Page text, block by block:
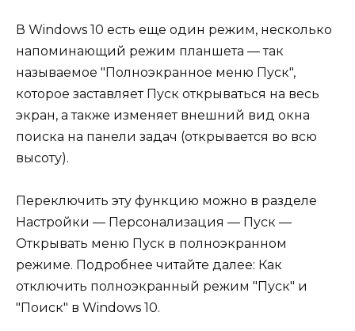
В Windows 10 есть еще один режим, несколько
напоминающий режим планшета — так
называемое "Полноэкранное меню Пуск",
которое заставляет Пуск открываться на весь
экран, а также изменяет внешний вид окна
поиска на панели задач (открывается во всю
высоту).
Переключить эту функцию можно в разделе
Настройки — Персонализация — Пуск —
Открывать меню Пуск в полноэкранном
режиме. Подробнее читайте далее: Как
отключить полноэкранный режим "Пуск" и
"Поиск" в Windows 10.